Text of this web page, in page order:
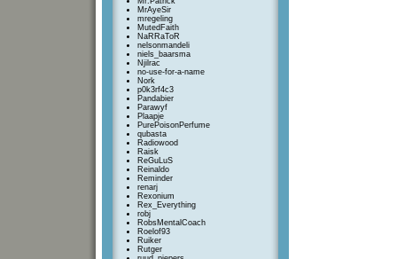
MrAyeSir
mregeling
MutedFaith
NaRRaToR
nelsonmandeli
niels_baarsma
Njilrac
no-use-for-a-name
Nork
p0k3rf4c3
Pandabier
Parawyf
Plaapje
PurePoisonPerfume
qubasta
Radiowood
Raisk
ReGuLuS
Reinaldo
Reminder
renarj
Rexonium
Rex_Everything
robj
RobsMentalCoach
Roelof93
Ruiker
Rutger